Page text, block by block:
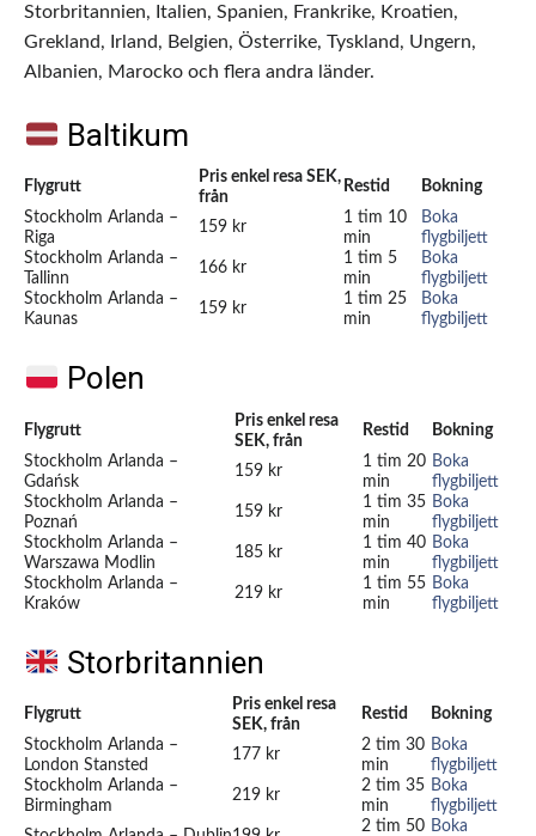
Storbritannien, Italien, Spanien, Frankrike, Kroatien,
Grekland, Irland, Belgien, Österrike, Tyskland, Ungern,
Albanien, Marocko och flera andra länder.
Baltikum
Flygrutt
Pris enkel resa SEK,
från
Restid
Bokning
Stockholm Arlanda –
Riga
159 kr
1 tim 10
min
Boka
flygbiljett
Stockholm Arlanda –
Tallinn
166 kr
1 tim 5
min
Boka
flygbiljett
Stockholm Arlanda –
Kaunas
159 kr
1 tim 25
min
Boka
flygbiljett
Polen
Flygrutt
Pris enkel resa
SEK, från
Restid
Bokning
Stockholm Arlanda –
Gdańsk
159 kr
1 tim 20
min
Boka
flygbiljett
Stockholm Arlanda –
Poznań
159 kr
1 tim 35
min
Boka
flygbiljett
Stockholm Arlanda –
Warszawa Modlin
185 kr
1 tim 40
min
Boka
flygbiljett
Stockholm Arlanda –
Kraków
219 kr
1 tim 55
min
Boka
flygbiljett
Storbritannien
Flygrutt
Pris enkel resa
SEK, från
Restid
Bokning
Stockholm Arlanda –
London Stansted
177 kr
2 tim 30
min
Boka
flygbiljett
Stockholm Arlanda –
Birmingham
219 kr
2 tim 35
min
Boka
flygbiljett
2 tim 50 Boka